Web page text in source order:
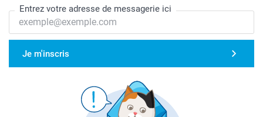
Entrez votre adresse de messagerie ici
Je m'inscris